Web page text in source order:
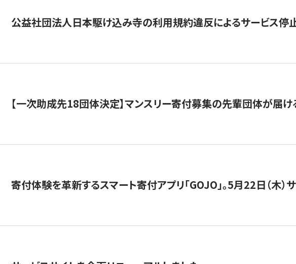
公益社団法人日本駆け込み寺の利用規約違反によるサービス停
【一次助成先18団体決定】マンスリー寄付募集の先輩団体が届
寄付体験を革新するスマート寄付アプリ「GOJO」。5月22日（木）